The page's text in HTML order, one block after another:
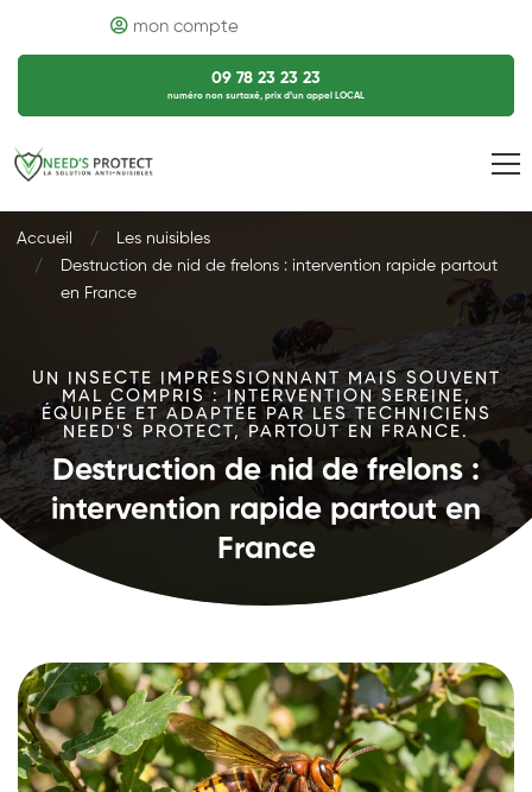
mon compte
09 78 23 23 23
numéro non surtaxé, prix d’un appel LOCAL
Accueil
Les nuisibles
Destruction de nid de frelons : intervention rapide partout
en France
UN INSECTE IMPRESSIONNANT MAIS SOUVENT
MAL COMPRIS : INTERVENTION SEREINE,
ÉQUIPÉE ET ADAPTÉE PAR LES TECHNICIENS
NEED'S PROTECT, PARTOUT EN FRANCE.
Destruction de nid de frelons :
intervention rapide partout en
France